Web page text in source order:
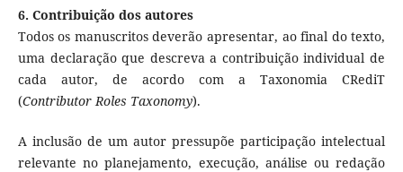
6. Contribuição dos autores
Todos os manuscritos deverão apresentar, ao final do texto,
uma declaração que descreva a contribuição individual de
cada autor, de acordo com a Taxonomia CRediT
(Contributor Roles Taxonomy).
A inclusão de um autor pressupõe participação intelectual
relevante no planejamento, execução, análise ou redação